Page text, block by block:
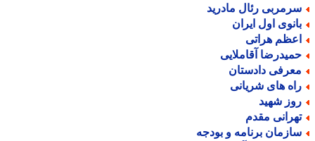
رئال مادرید
اول ایران
هراتی
آقاملایی
دادستان
های شریانی
شهید
مقدم
برنامه و بودجه